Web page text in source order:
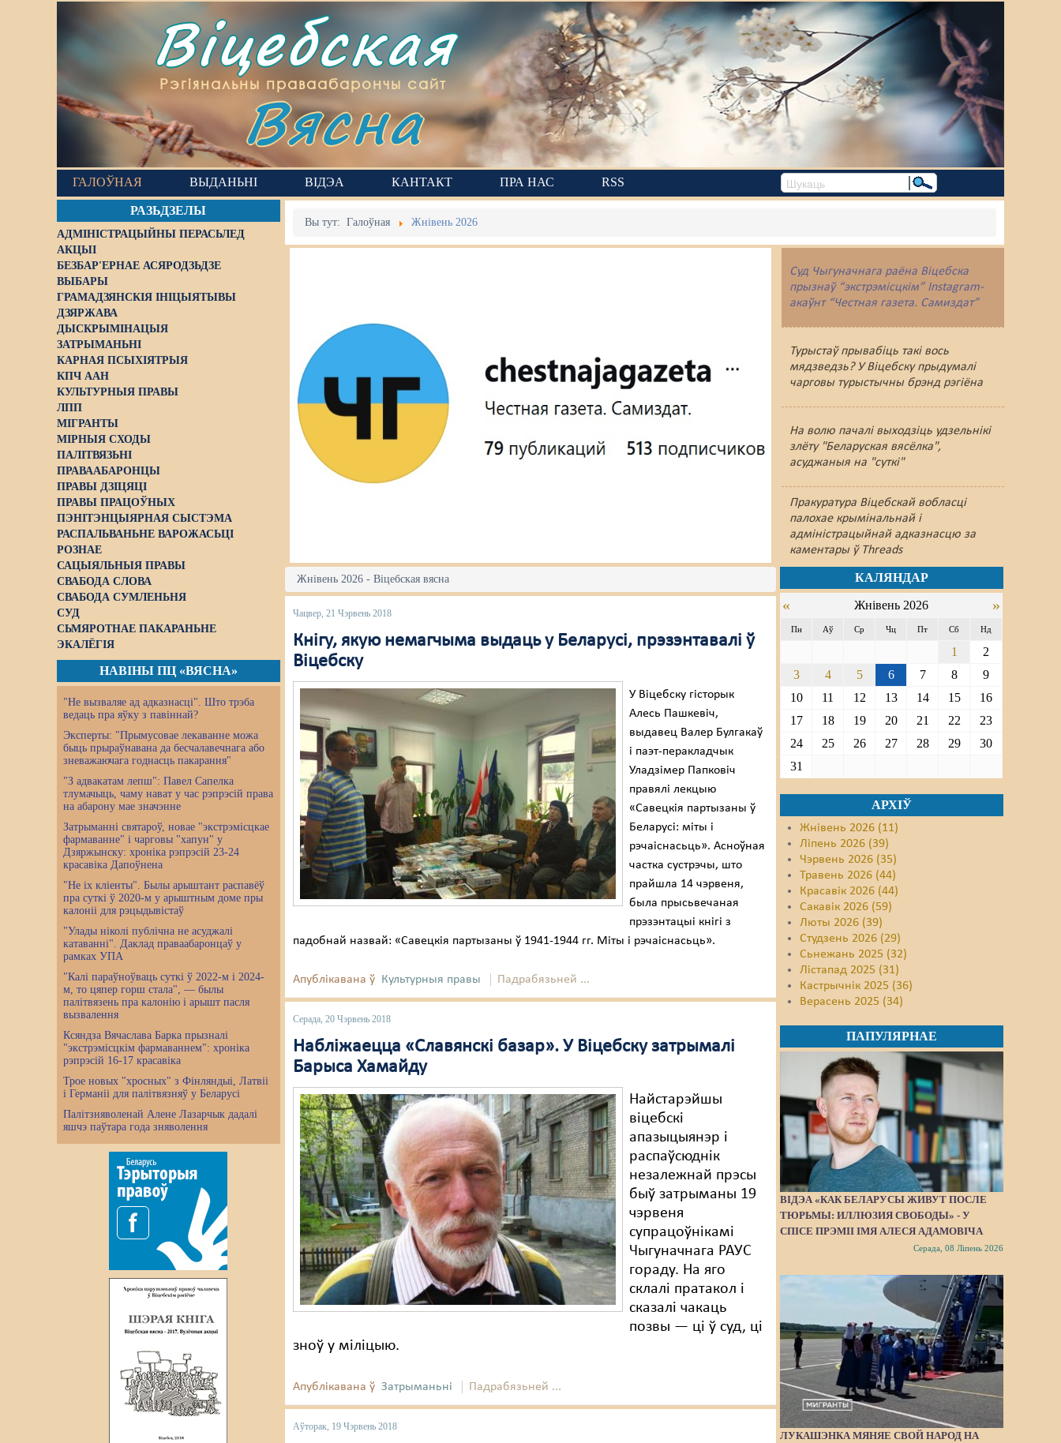
Віцебская
Рэгіянальны праваабарончы сайт
Вясна
ГАЛОЎНАЯ ВЫДАНЬНІ ВІДЭА КАНТАКТ ПРА НАС RSS
РАЗЬДЗЕЛЫ
АДМІНІСТРАЦЫЙНЫ ПЕРАСЬЛЕД
АКЦЫІ
БЕЗБАР'ЕРНАЕ АСЯРОДЗЬДЗЕ
ВЫБАРЫ
ГРАМАДЗЯНСКІЯ ІНІЦЫЯТЫВЫ
ДЗЯРЖАВА
ДЫСКРЫМІНАЦЫЯ
ЗАТРЫМАНЬНІ
КАРНАЯ ПСЫХІЯТРЫЯ
КПЧ ААН
КУЛЬТУРНЫЯ ПРАВЫ
ЛПП
МІГРАНТЫ
МІРНЫЯ СХОДЫ
ПАЛІТВЯЗЬНІ
ПРАВААБАРОНЦЫ
ПРАВЫ ДЗІЦЯЦІ
ПРАВЫ ПРАЦОЎНЫХ
ПЭНІТЭНЦЫЯРНАЯ СЫСТЭМА
РАСПАЛЬВАНЬНЕ ВАРОЖАСЬЦІ
РОЗНАЕ
САЦЫЯЛЬНЫЯ ПРАВЫ
СВАБОДА СЛОВА
СВАБОДА СУМЛЕНЬНЯ
СУД
СЬМЯРОТНАЕ ПАКАРАНЬНЕ
ЭКАЛЁГІЯ
НАВІНЫ ПЦ «ВЯСНА»
"Не вызваляе ад адказнасці". Што трэба
ведаць пра яўку з павіннай?
Эксперты: "Прымусовае лекаванне можа
быць прыраўнавана да бесчалавечнага або
зневажаючага годнасць пакарання"
"З адвакатам лепш": Павел Сапелка
тлумачыць, чаму нават у час рэпрэсій права
на абарону мае значэнне
Затрыманні святароў, новае "экстрэмісцкае
фармаванне" і чарговы "хапун" у
Дзяржынску: хроніка рэпрэсій 23-24
красавіка Дапоўнена
"Не іх кліенты". Былы арыштант распавёў
пра суткі ў 2020-м у арыштным доме пры
калоніі для рэцыдывістаў
"Улады ніколі публічна не асуджалі
катаванні". Даклад праваабаронцаў у
рамках УПА
"Калі параўноўваць суткі ў 2022-м і 2024-
м, то цяпер горш стала", — былы
палітвязень пра калонію і арышт пасля
вызвалення
Ксяндза Вячаслава Барка прызналі
"экстрэмісцкім фармаваннем": хроніка
рэпрэсій 16-17 красавіка
Трое новых "хросных" з Фінляндыі, Латвіі
і Германіі для палітвязняў у Беларусі
Палітзняволенай Алене Лазарчык дадалі
яшчэ паўтара года зняволення
Вы тут:Галоўная Жнівень 2026
Суд Чыгуначнага раёна Віцебска
прызнаў “экстрэмісцкім” Instagram-
акаўнт “Честная газета. Самиздат”
Турыстаў прывабіць такі вось
мядзведзь? У Віцебску прыдумалі
чарговы турыстычны брэнд рэгіёна
На волю пачалі выходзіць удзельнікі
злёту "Беларуская вясёлка",
асуджаныя на "суткі"
Пракуратура Віцебскай вобласці
палохае крымінальнай і
адміністрацыйнай адказнасцю за
каментары ў Threads
Жнівень 2026 - Віцебская вясна
Чацвер, 21 Чэрвень 2018
Кнігу, якую немагчыма выдаць у Беларусі, прэзэнтавалі ў
Віцебску
У Віцебску гісторык
Алесь Пашкевіч,
выдавец Валер Булгакаў
і паэт-перакладчык
Уладзімер Папковіч
правялі лекцыю
«Савецкія партызаны ў
Беларусі: міты і
рэчаіснасьць». Асноўная
частка сустрэчы, што
прайшла 14 чэрвеня,
была прысьвечаная
прэзэнтацыі кнігі з
падобнай назвай: «Савецкія партызаны ў 1941-1944 гг. Міты і рэчаіснасьць».
Апублікавана ў Культурныя правы Падрабязьней ...
Серада, 20 Чэрвень 2018
Набліжаецца «Славянскі базар». У Віцебску затрымалі
Барыса Хамайду
Найстарэйшы
віцебскі
апазыцыянэр і
распаўсюднік
незалежнай прэсы
быў затрыманы 19
чэрвеня
супрацоўнікамі
Чыгуначнага РАУС
гораду. На яго
склалі пратакол і
сказалі чакаць
позвы — ці ў суд, ці
зноў у міліцыю.
Апублікавана ў Затрыманьні Падрабязьней ...
Аўторак, 19 Чэрвень 2018
КАЛЯНДАР
« Жнівень 2026 »
Пн Аў Ср Чц Пт Сб Нд
1
2
3
4 5 6 7 8
9
10
11 12 13 14 15
16
17
18 19 20 21 22
23
24
25 26 27 28 29
30
31
АРХІЎ
Жнівень 2026 (11)
Ліпень 2026 (39)
Чэрвень 2026 (35)
Травень 2026 (44)
Красавік 2026 (44)
Сакавік 2026 (59)
Люты 2026 (39)
Студзень 2026 (29)
Сьнежань 2025 (32)
Лістапад 2025 (31)
Кастрычнік 2025 (36)
Верасень 2025 (34)
ПАПУЛЯРНАЕ
ВІДЭА «КАК БЕЛАРУСЫ ЖИВУТ ПОСЛЕ
ТЮРЬМЫ: ИЛЛЮЗИЯ СВОБОДЫ» - У
СПІСЕ ПРЭМІІ ІМЯ АЛЕСЯ АДАМОВІЧА
Серада, 08 Ліпень 2026
ЛУКАШЭНКА МЯНЯЕ СВОЙ НАРОД НА